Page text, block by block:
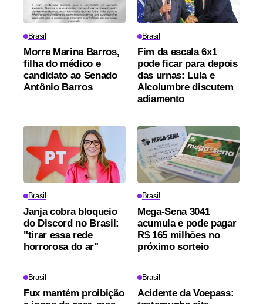
Brasil
Morre Marina Barros,
filha do médico e
candidato ao Senado
Antônio Barros
Brasil
Fim da escala 6x1
pode ficar para depois
das urnas: Lula e
Alcolumbre discutem
adiamento
Brasil
Janja cobra bloqueio
do Discord no Brasil:
"tirar essa rede
horrorosa do ar"
Brasil
Mega-Sena 3041
acumula e pode pagar
R$ 165 milhões no
próximo sorteio
Brasil
Fux mantém proibição
Brasil
Acidente da Voepass: